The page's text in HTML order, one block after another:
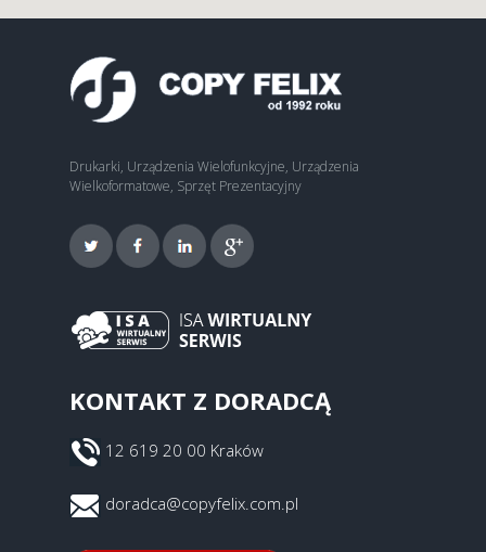
Drukarki, Urządzenia Wielofunkcyjne, Urządzenia
Wielkoformatowe, Sprzęt Prezentacyjny
KONTAKT Z DORADCĄ
12 619 20 00 Kraków
doradca@copyfelix.com.pl